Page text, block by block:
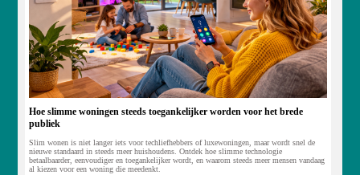
Hoe slimme woningen steeds toegankelijker worden voor het brede
publiek
Slim wonen is niet langer iets voor techliefhebbers of luxewoningen, maar wordt snel de
nieuwe standaard in steeds meer huishoudens. Ontdek hoe slimme technologie
betaalbaarder, eenvoudiger en toegankelijker wordt, en waarom steeds meer mensen vandaag
al kiezen voor een woning die meedenkt.